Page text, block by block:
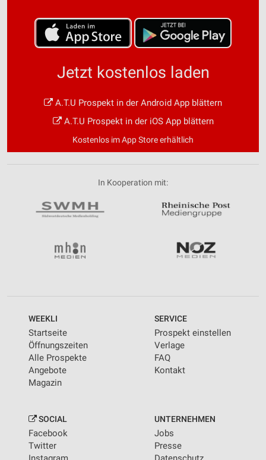
Jetzt kostenlos laden
A.T.U Prospekt in der Android App blättern
A.T.U Prospekt in der iOS App blättern
Kostenlos im App Store erhältlich
In Kooperation mit:
WEEKLI
Startseite
Öffnungszeiten
Alle Prospekte
Angebote
Magazin
SERVICE
Prospekt einstellen
Verlage
FAQ
Kontakt
SOCIAL
Facebook
Twitter
UNTERNEHMEN
Jobs
Presse